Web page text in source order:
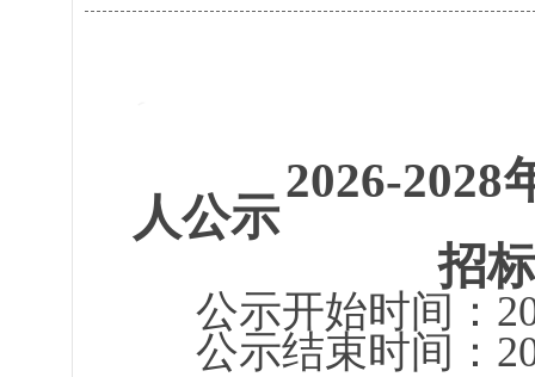
2026-
人公示
招
公示开始时间：
公示结束时间：